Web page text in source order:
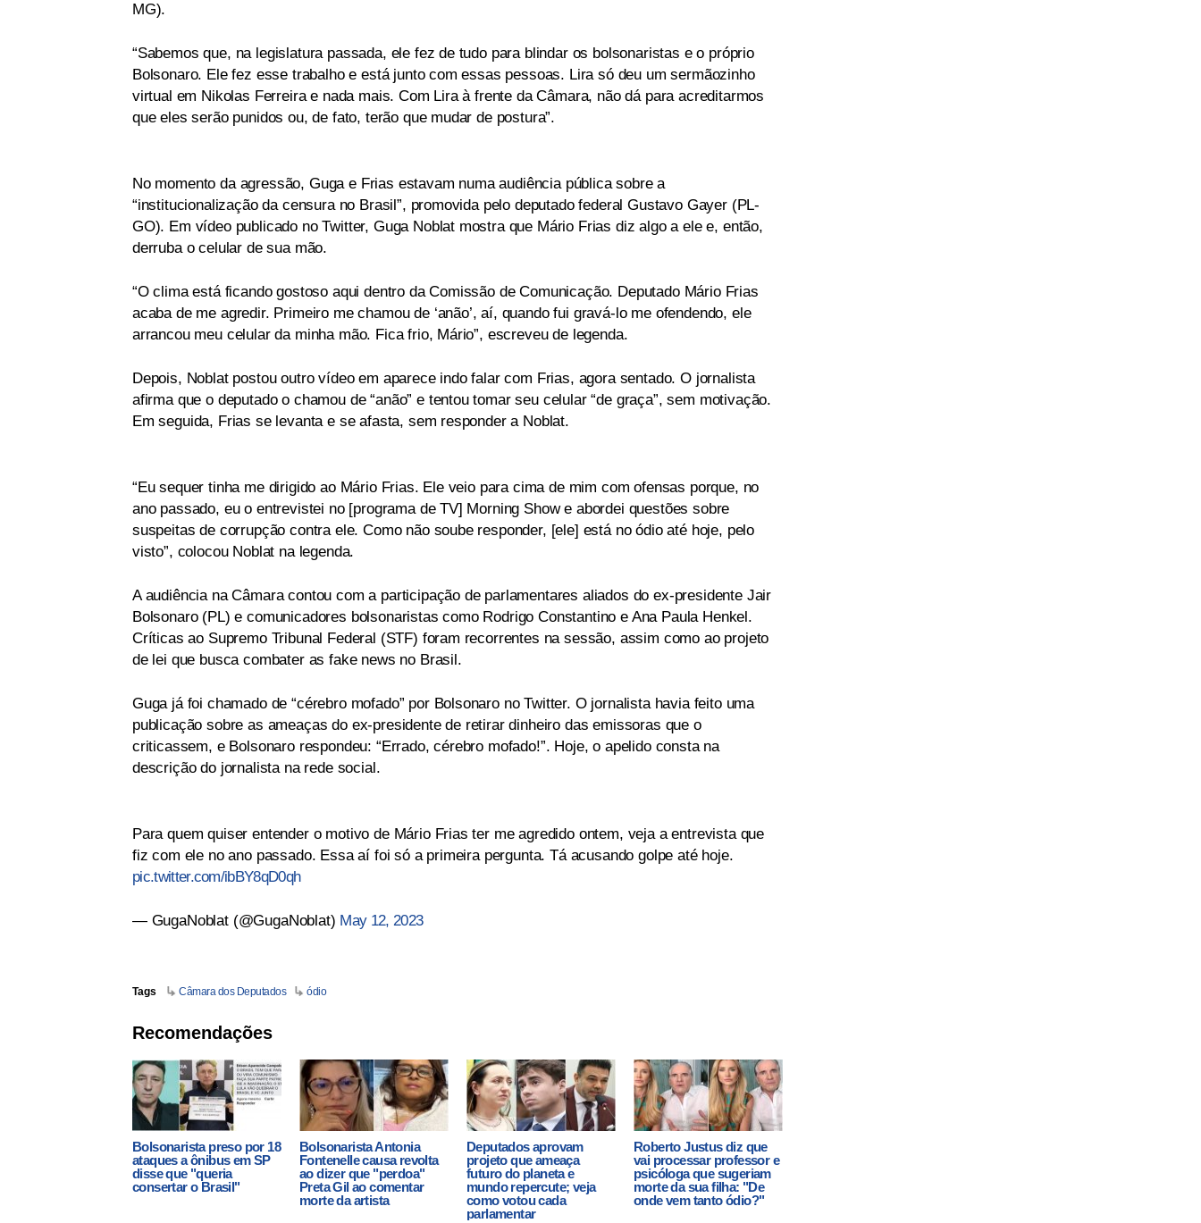
MG).
“Sabemos que, na legislatura passada, ele fez de tudo para blindar os bolsonaristas e o próprio
Bolsonaro. Ele fez esse trabalho e está junto com essas pessoas. Lira só deu um sermãozinho
virtual em Nikolas Ferreira e nada mais. Com Lira à frente da Câmara, não dá para acreditarmos
que eles serão punidos ou, de fato, terão que mudar de postura”.
No momento da agressão, Guga e Frias estavam numa audiência pública sobre a
“institucionalização da censura no Brasil”, promovida pelo deputado federal Gustavo Gayer (PL-
GO). Em vídeo publicado no Twitter, Guga Noblat mostra que Mário Frias diz algo a ele e, então,
derruba o celular de sua mão.
“O clima está ficando gostoso aqui dentro da Comissão de Comunicação. Deputado Mário Frias
acaba de me agredir. Primeiro me chamou de ‘anão’, aí, quando fui gravá-lo me ofendendo, ele
arrancou meu celular da minha mão. Fica frio, Mário”, escreveu de legenda.
Depois, Noblat postou outro vídeo em aparece indo falar com Frias, agora sentado. O jornalista
afirma que o deputado o chamou de “anão” e tentou tomar seu celular “de graça”, sem motivação.
Em seguida, Frias se levanta e se afasta, sem responder a Noblat.
“Eu sequer tinha me dirigido ao Mário Frias. Ele veio para cima de mim com ofensas porque, no
ano passado, eu o entrevistei no [programa de TV] Morning Show e abordei questões sobre
suspeitas de corrupção contra ele. Como não soube responder, [ele] está no ódio até hoje, pelo
visto”, colocou Noblat na legenda.
A audiência na Câmara contou com a participação de parlamentares aliados do ex-presidente Jair
Bolsonaro (PL) e comunicadores bolsonaristas como Rodrigo Constantino e Ana Paula Henkel.
Críticas ao Supremo Tribunal Federal (STF) foram recorrentes na sessão, assim como ao projeto
de lei que busca combater as fake news no Brasil.
Guga já foi chamado de “cérebro mofado” por Bolsonaro no Twitter. O jornalista havia feito uma
publicação sobre as ameaças do ex-presidente de retirar dinheiro das emissoras que o
criticassem, e Bolsonaro respondeu: “Errado, cérebro mofado!”. Hoje, o apelido consta na
descrição do jornalista na rede social.
Para quem quiser entender o motivo de Mário Frias ter me agredido ontem, veja a entrevista que
fiz com ele no ano passado. Essa aí foi só a primeira pergunta. Tá acusando golpe até hoje.
pic.twitter.com/ibBY8qD0qh
— GugaNoblat (@GugaNoblat) May 12, 2023
Tags Câmara dos Deputados ódio
Recomendações
Bolsonarista preso por 18
ataques a ônibus em SP
disse que "queria
consertar o Brasil"
Bolsonarista Antonia
Fontenelle causa revolta
ao dizer que "perdoa"
Preta Gil ao comentar
morte da artista
Deputados aprovam
projeto que ameaça
futuro do planeta e
mundo repercute; veja
como votou cada
parlamentar
Roberto Justus diz que
vai processar professor e
psicóloga que sugeriam
morte da sua filha: "De
onde vem tanto ódio?"